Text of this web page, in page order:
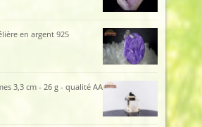
en argent 925
3,3 cm - 26 g - qualité AA